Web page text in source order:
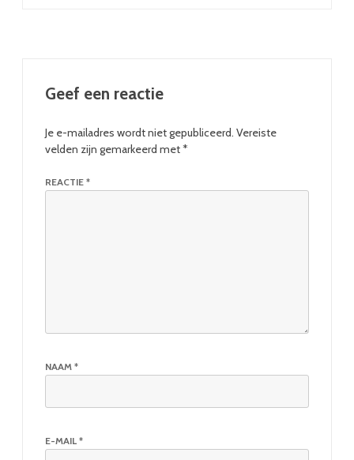
Geef een reactie
Je e-mailadres wordt niet gepubliceerd. Vereiste
velden zijn gemarkeerd met*
REACTIE *
NAAM *
E-MAIL *